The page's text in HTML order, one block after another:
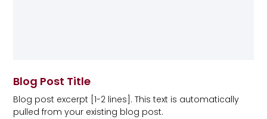
Blog Post Title
Blog post excerpt [1-2 lines]. This text is automatically
pulled from your existing blog post.